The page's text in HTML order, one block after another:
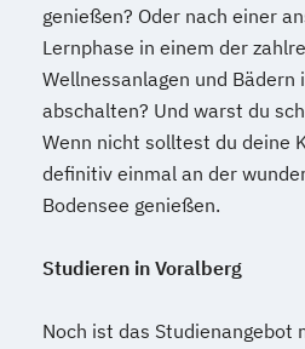
genießen? Oder nach einer
Lernphase in einem der
Wellnessanlagen und Bädern
abschalten? Und warst du
Wenn nicht solltest du deine
definitiv einmal an der
Bodensee genießen.
Studieren in Voralberg
Noch ist das Studienangebot